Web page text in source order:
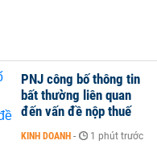
PNJ công bố thông tin
bất thường liên quan
đến vấn đề nộp thuế
KINH DOANH - 1 phút trước